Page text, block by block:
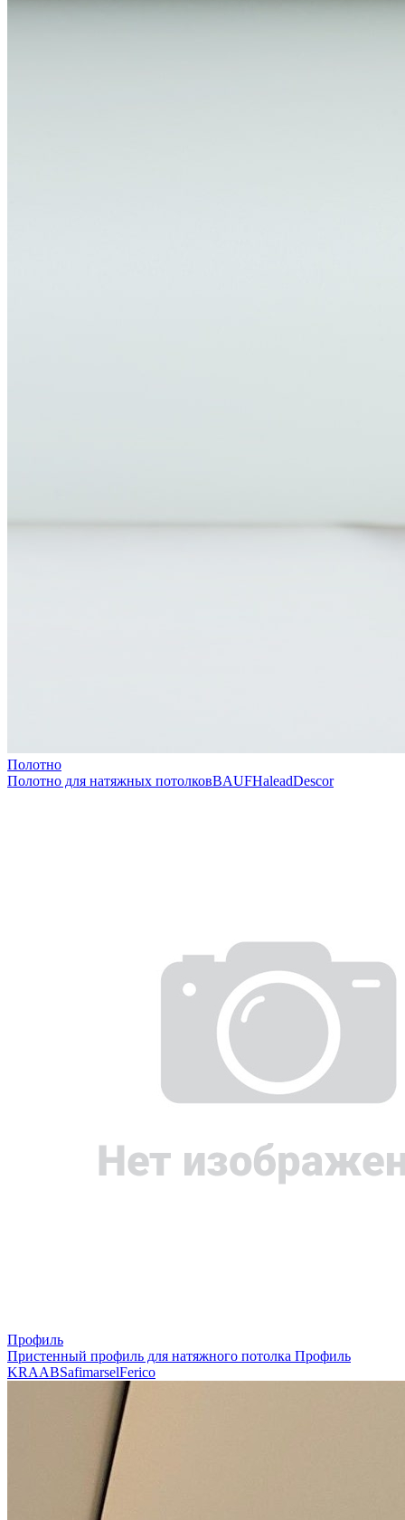
Полотно
Полотно для натяжных потолковBAUFHaleadDescor
Профиль
Пристенный профиль для натяжного потолка Профиль
KRAABSafimarselFerico